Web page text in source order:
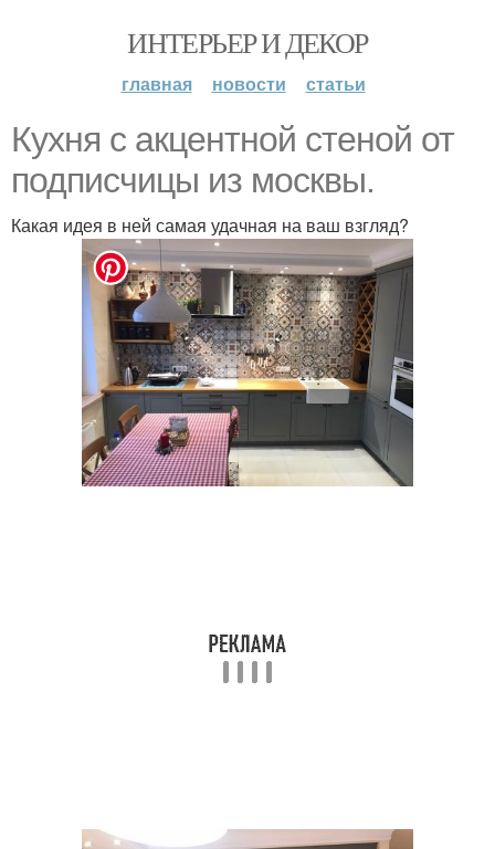
ИНТЕРЬЕР И ДЕКОР
главная новости статьи
Кухня с акцентной стеной от
подписчицы из москвы.
Какая идея в ней самая удачная на ваш взгляд?